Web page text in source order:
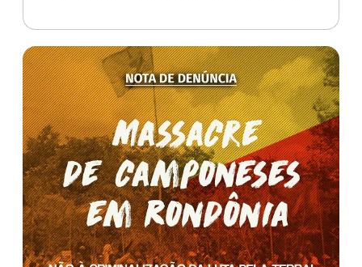
prol de seus luxos. Por André Pedro Julio
Zatt (@ujcbrasil) e Caetano ACC (@ujc.sc) –
(núcleo extremo-oeste/SC)